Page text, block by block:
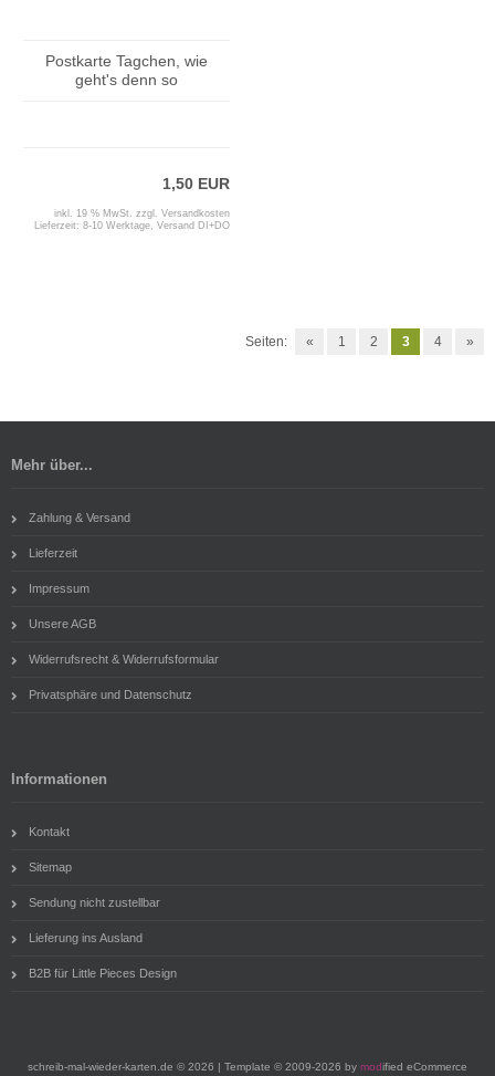
Postkarte Tagchen, wie
geht's denn so
1,50 EUR
inkl. 19 % MwSt. zzgl. Versandkosten
Lieferzeit: 8-10 Werktage, Versand DI+DO
Seiten: « 1 2 3 4 »
Mehr über...
Zahlung & Versand
Lieferzeit
Impressum
Unsere AGB
Widerrufsrecht & Widerrufsformular
Privatsphäre und Datenschutz
Informationen
Kontakt
Sitemap
Sendung nicht zustellbar
Lieferung ins Ausland
B2B für Little Pieces Design
schreib-mal-wieder-karten.de © 2026 | Template © 2009-2026 by modified eCommerce